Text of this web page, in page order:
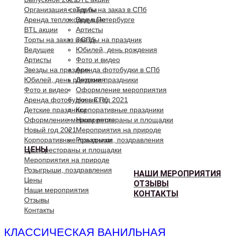
Торты на заказ в СПб
Ведущие
Артисты
Звезды на праздник
Юбилей, день рождения
Фото и видео
Аренда фотобудки в СПб
Детские праздники
Оформление мероприятия
Новый год 2021
Корпоративные праздники
Наши рестораны и площадки
Мероприятия на природе
Розыгрыши, поздравления
ЦЕНЫ
НАШИ МЕРОПРИЯТИЯ
ОТЗЫВЫ
КОНТАКТЫ
Организация свадьбы
Аренда теплоходов в Петербурге
BTL акции
Торты на заказ в СПб
Ведущие
Артисты
Звезды на праздник
Юбилей, день рождения
Фото и видео
Аренда фотобудки в СПб
Детские праздники
Оформление мероприятия
Новый год 2021
Корпоративные праздники
Наши рестораны и площадки
Мероприятия на природе
Розыгрыши, поздравления
Цены
Наши мероприятия
Отзывы
Контакты
КЛАССИЧЕСКАЯ ВАНИЛЬНАЯ